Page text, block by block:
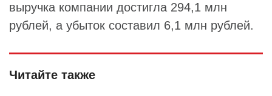
выручка компании достигла 294,1 млн
рублей, а убыток составил 6,1 млн рублей.
Читайте также